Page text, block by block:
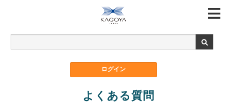
よくある質問